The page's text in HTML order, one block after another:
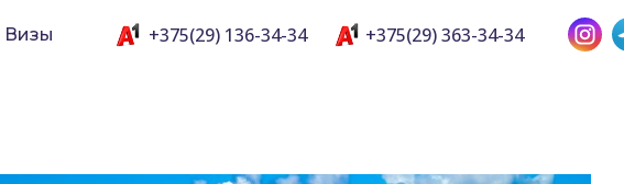
+375(29) 363-34-34
+375(29) 136-34-34
Визы